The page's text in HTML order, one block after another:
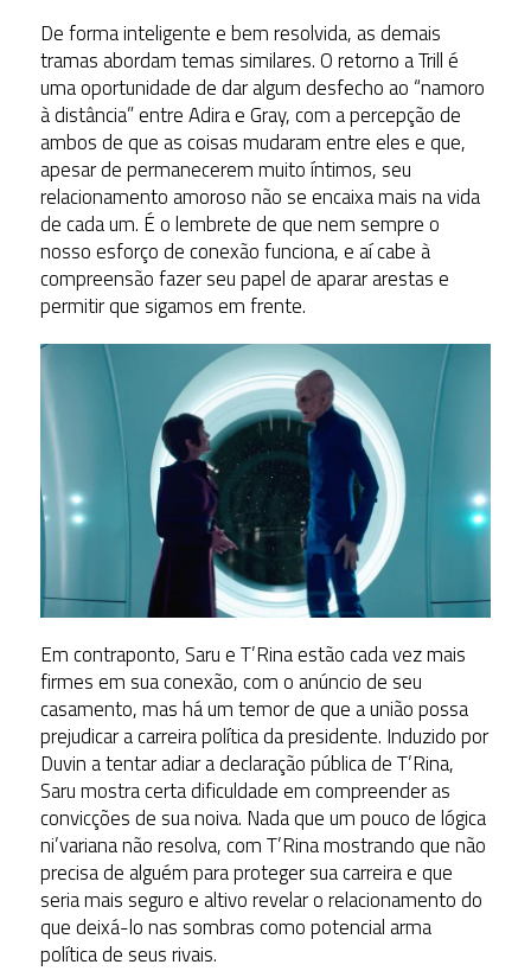
De forma inteligente e bem resolvida, as demais
tramas abordam temas similares. O retorno a Trill é
uma oportunidade de dar algum desfecho ao “namoro
à distância” entre Adira e Gray, com a percepção de
ambos de que as coisas mudaram entre eles e que,
apesar de permanecerem muito íntimos, seu
relacionamento amoroso não se encaixa mais na vida
de cada um. É o lembrete de que nem sempre o
nosso esforço de conexão funciona, e aí cabe à
compreensão fazer seu papel de aparar arestas e
permitir que sigamos em frente.
Em contraponto, Saru e T’Rina estão cada vez mais
firmes em sua conexão, com o anúncio de seu
casamento, mas há um temor de que a união possa
prejudicar a carreira política da presidente. Induzido por
Duvin a tentar adiar a declaração pública de T’Rina,
Saru mostra certa dificuldade em compreender as
convicções de sua noiva. Nada que um pouco de lógica
ni’variana não resolva, com T’Rina mostrando que não
precisa de alguém para proteger sua carreira e que
seria mais seguro e altivo revelar o relacionamento do
que deixá-lo nas sombras como potencial arma
política de seus rivais.